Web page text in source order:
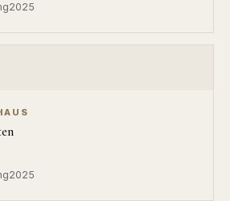
2025
2025